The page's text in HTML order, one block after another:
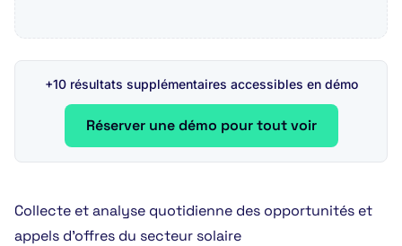
+10 résultats supplémentaires accessibles en démo
Réserver une démo pour tout voir
Collecte et analyse quotidienne des opportunités et
appels d’offres du secteur solaire